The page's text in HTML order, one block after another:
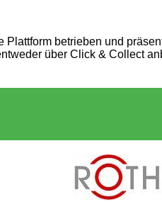
Plattform betrieben und
über Click & Collect